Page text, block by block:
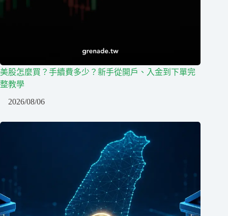
美股怎麼買？手續費多少？新手從開戶、入金到下單完
整教學
2026/08/06